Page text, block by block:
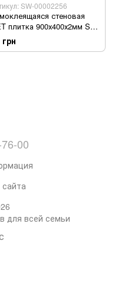
SW-00002256
стеновая
плитка 900х400х2мм SW-
00
для всей семьи